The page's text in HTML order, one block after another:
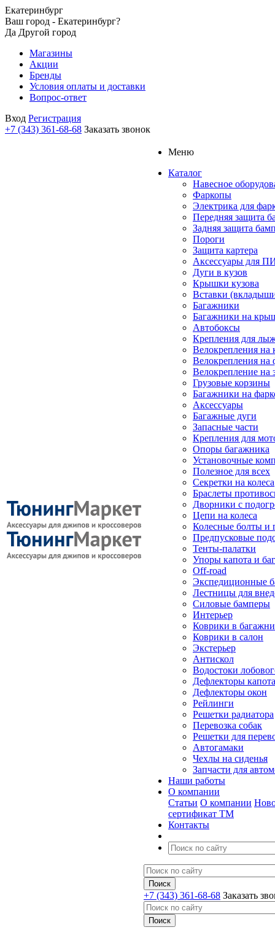
Екатеринбург
Ваш город - Екатеринбург?
Да Другой город
Магазины
Акции
Бренды
Условия оплаты и доставки
Вопрос-ответ
Вход Регистрация
+7 (343) 361-68-68 Заказать звонок
Меню
Каталог
Навесное
Фаркопы
Электрика для
Передняя защита
Задняя защита
Пороги
Защита картера
Аксессуары для
Дуги в кузов
Крышки кузова
Вставки
Багажники
Багажники на
Автобоксы
Крепления для
Велокрепления
Велокрепления на
Велокрепление на
Грузовые корзины
Багажники на
Аксессуары
Багажные дуги
Запасные части
Крепления для
Опоры багажника
Установочные
Полезное для всех
Секретки на колеса
Браслеты
Дворники с
Цепи на колеса
Колесные болты и
Предпусковые
Тенты-палатки
Упоры капота и
Off-road
Экспедиционные
Лестницы для
Силовые бамперы
Интерьер
Коврики в
Коврики в салон
Экстерьер
Антискол
Водостоки
Дефлекторы капота
Дефлекторы окон
Рейлинги
Решетки радиатора
Перевозка собак
Решетки для
Автогамаки
Чехлы на сиденья
Запчасти для
Наши работы
О компании
Статьи О компании
сертификат ТМ
Контакты
+7 (343) 361-68-68 Заказать